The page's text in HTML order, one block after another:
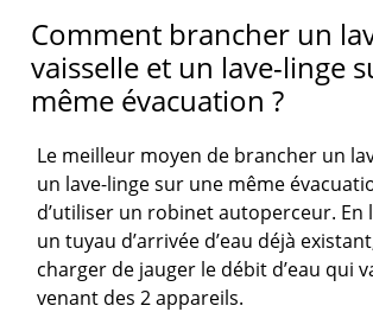
Comment brancher un
vaisselle et un lave-linge
même évacuation ?
Le meilleur moyen de brancher un
un lave-linge sur une même
d’utiliser un robinet autoperceur. En
un tuyau d’arrivée d’eau déjà
charger de jauger le débit d’eau qui
venant des 2 appareils.